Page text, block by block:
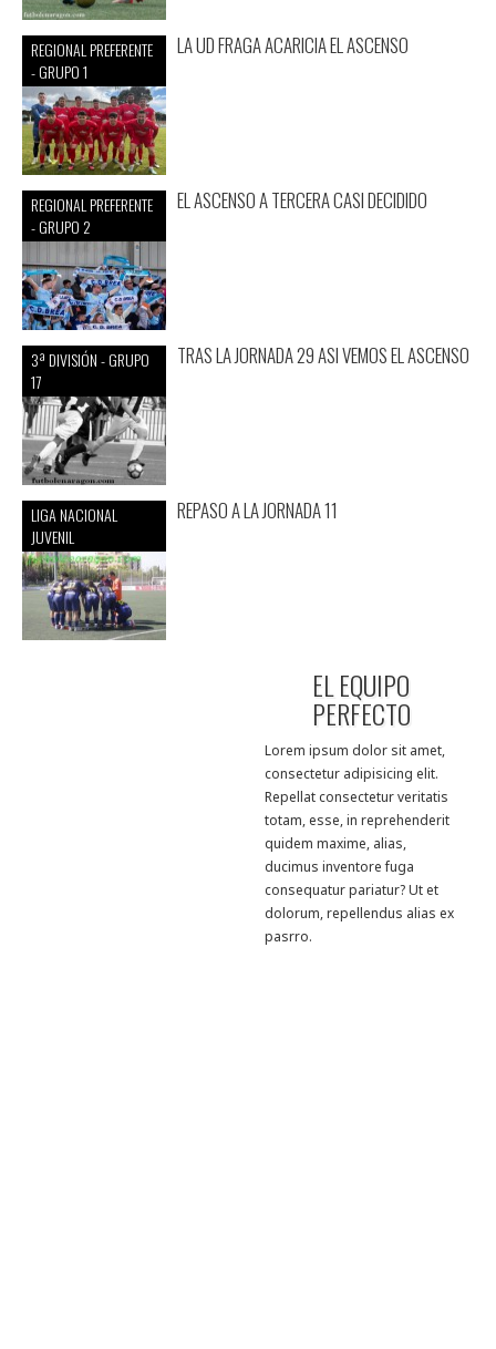
REGIONAL PREFERENTE
- GRUPO 1
LA UD FRAGA ACARICIA EL ASCENSO
REGIONAL PREFERENTE
- GRUPO 2
EL ASCENSO A TERCERA CASI DECIDIDO
3ª DIVISIÓN - GRUPO
17
TRAS LA JORNADA 29 ASI VEMOS EL ASCENSO
LIGA NACIONAL
JUVENIL
REPASO A LA JORNADA 11
EL EQUIPO
PERFECTO
Lorem ipsum dolor sit amet,
consectetur adipisicing elit.
Repellat consectetur veritatis
totam, esse, in reprehenderit
quidem maxime, alias,
ducimus inventore fuga
consequatur pariatur? Ut et
dolorum, repellendus alias ex
pasrro.